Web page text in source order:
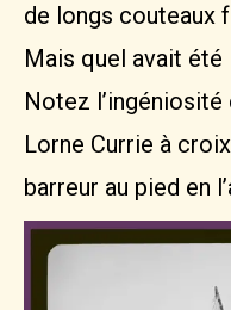
de longs couteaux
Mais quel avait été
Notez
Lorne Currie à
barreur au pied en